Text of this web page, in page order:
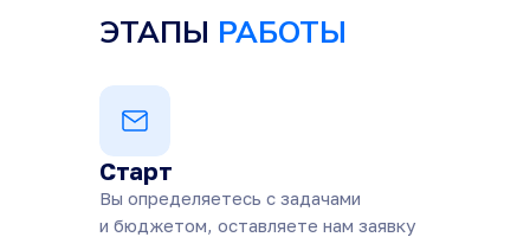
Старт
Вы определяетесь с задачами
и бюджетом, оставляете нам заявку
ЭТАПЫ РАБОТЫ